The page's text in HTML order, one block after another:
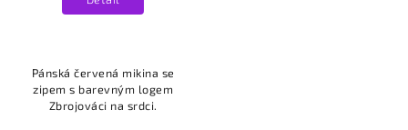
Pánská červená mikina se
zipem s barevným logem
Zbrojováci na srdci.